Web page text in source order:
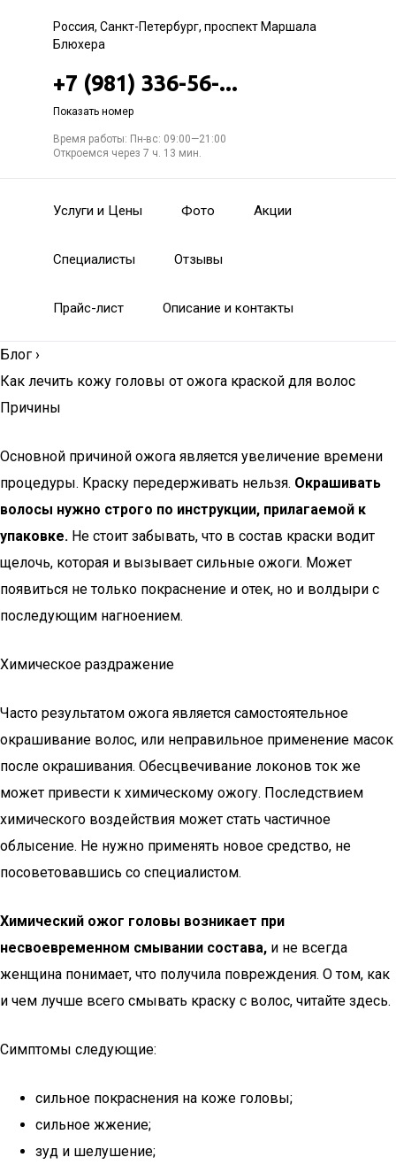
Россия, Санкт-Петербург, проспект Маршала
Блюхера
+7 (981) 336-56-...
Показать номер
Время работы: Пн-вс: 09:00—21:00
Откроемся через 7 ч. 13 мин.
Услуги и Цены Фото Акции
Специалисты Отзывы
Прайс-лист Описание и контакты
Блог ›
Как лечить кожу головы от ожога краской для волос
Причины
Основной причиной ожога является увеличение времени
процедуры. Краску передерживать нельзя. Окрашивать
волосы нужно строго по инструкции, прилагаемой к
упаковке. Не стоит забывать, что в состав краски водит
щелочь, которая и вызывает сильные ожоги. Может
появиться не только покраснение и отек, но и волдыри с
последующим нагноением.
Химическое раздражение
Часто результатом ожога является самостоятельное
окрашивание волос, или неправильное применение масок
после окрашивания. Обесцвечивание локонов ток же
может привести к химическому ожогу. Последствием
химического воздействия может стать частичное
облысение. Не нужно применять новое средство, не
посоветовавшись со специалистом.
Химический ожог головы возникает при
несвоевременном смывании состава, и не всегда
женщина понимает, что получила повреждения. О том, как
и чем лучше всего смывать краску с волос, читайте здесь.
Симптомы следующие:
сильное покраснения на коже головы;
сильное жжение;
зуд и шелушение;